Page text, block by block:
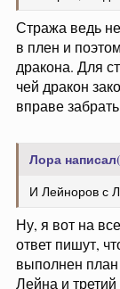
Стража ведь
в плен и
дракона. Для
чей дракон
вправе
Лора
И Лейноров с
Ну, я вот на
ответ пишут,
выполнен
Лейна и